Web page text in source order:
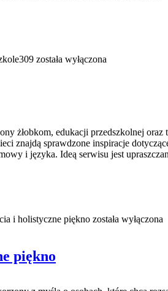
została wyłączona
żłobkom, edukacji przedszkolnej
znajdą sprawdzone inspiracje
i języka. Ideą serwisu jest
i holistyczne piękno została wyłączona
piękno